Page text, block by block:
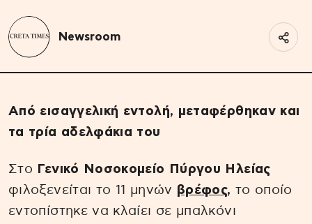
Newsroom
Από εισαγγελική εντολή, μεταφέρθηκαν και
τα τρία αδελφάκια του
Στο Γενικό Νοσοκομείο Πύργου Ηλείας
φιλοξενείται το 11 μηνών βρέφος, το οποίο
εντοπίστηκε να κλαίει σε μπαλκόνι